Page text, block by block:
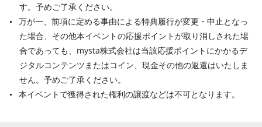
す。予めご了承ください。
万が一、前項に定める事由による特典履行が変更・中止となっ
た場合、その他本イベントの応援ポイントが取り消しされた場
合であっても、mysta株式会社は当該応援ポイントにかかるデ
ジタルコンテンツまたはコイン、現金その他の返還はいたしま
せん。予めご了承ください。
本イベントで獲得された権利の譲渡などは不可となります。